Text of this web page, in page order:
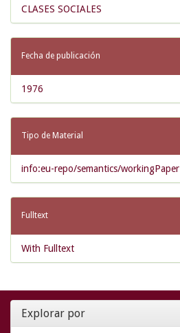
CLASES SOCIALES
Fecha de publicación
1976
Tipo de Material
info:eu-repo/semantics/workingPaper
Fulltext
With Fulltext
Explorar por